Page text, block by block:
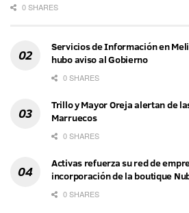
0 SHARES
Servicios de Información en
hubo aviso al Gobierno
0 SHARES
Trillo y Mayor Oreja alertan de
Marruecos
0 SHARES
Activas refuerza su red de
incorporación de la boutique
0 SHARES